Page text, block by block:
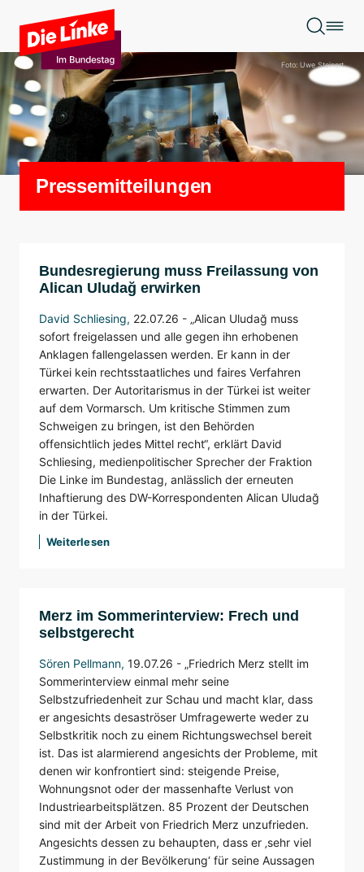
Zum Hauptinhalt springen
Foto: Uwe Steinert
Pressemitteilungen
Bundesregierung muss Freilassung von
Alican Uludağ erwirken
David Schliesing, 22.07.26 - „Alican Uludağ muss
sofort freigelassen und alle gegen ihn erhobenen
Anklagen fallengelassen werden. Er kann in der
Türkei kein rechtsstaatliches und faires Verfahren
erwarten. Der Autoritarismus in der Türkei ist weiter
auf dem Vormarsch. Um kritische Stimmen zum
Schweigen zu bringen, ist den Behörden
offensichtlich jedes Mittel recht“, erklärt David
Schliesing, medienpolitischer Sprecher der Fraktion
Die Linke im Bundestag, anlässlich der erneuten
Inhaftierung des DW-Korrespondenten Alican Uludağ
in der Türkei.
Weiterlesen
Merz im Sommerinterview: Frech und
selbstgerecht
Sören Pellmann, 19.07.26 - „Friedrich Merz stellt im
Sommerinterview einmal mehr seine
Selbstzufriedenheit zur Schau und macht klar, dass
er angesichts desaströser Umfragewerte weder zu
Selbstkritik noch zu einem Richtungswechsel bereit
ist. Das ist alarmierend angesichts der Probleme, mit
denen wir konfrontiert sind: steigende Preise,
Wohnungsnot oder der massenhafte Verlust von
Industriearbeitsplätzen. 85 Prozent der Deutschen
sind mit der Arbeit von Friedrich Merz unzufrieden.
Angesichts dessen zu behaupten, dass er ‚sehr viel
Zustimmung in der Bevölkerung‘ für seine Aussagen